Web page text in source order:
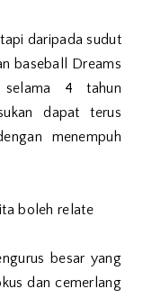
daripada sudut
baseball Dreams
4 tahun
dapat terus
menempuh
boleh relate
besar yang
dan cemerlang